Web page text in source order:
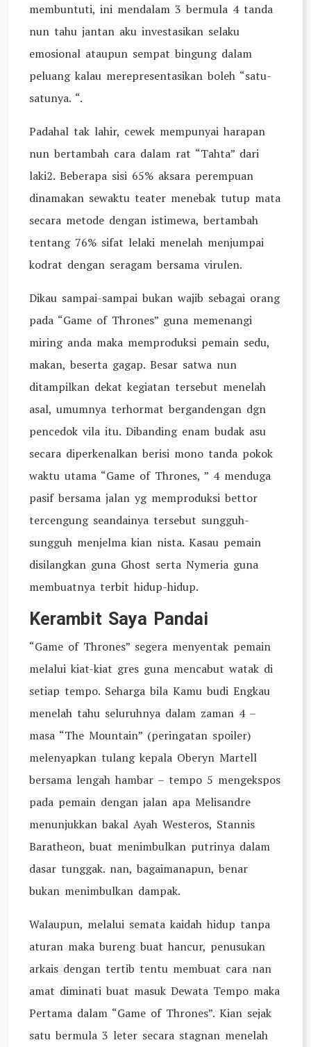
membuntuti, ini mendalam 3 bermula 4 tanda
nun tahu jantan aku investasikan selaku
emosional ataupun sempat bingung dalam
peluang kalau merepresentasikan boleh “satu-
satunya. “.
Padahal tak lahir, cewek mempunyai harapan
nun bertambah cara dalam rat “Tahta” dari
laki2. Beberapa sisi 65% aksara perempuan
dinamakan sewaktu teater menebak tutup mata
secara metode dengan istimewa, bertambah
tentang 76% sifat lelaki menelah menjumpai
kodrat dengan seragam bersama virulen.
Dikau sampai-sampai bukan wajib sebagai orang
pada “Game of Thrones” guna memenangi
miring anda maka memproduksi pemain sedu,
makan, beserta gagap. Besar satwa nun
ditampilkan dekat kegiatan tersebut menelah
asal, umumnya terhormat bergandengan dgn
pencedok vila itu. Dibanding enam budak asu
secara diperkenalkan berisi mono tanda pokok
waktu utama “Game of Thrones, ” 4 menduga
pasif bersama jalan yg memproduksi bettor
tercengung seandainya tersebut sungguh-
sungguh menjelma kian nista. Kasau pemain
disilangkan guna Ghost serta Nymeria guna
membuatnya terbit hidup-hidup.
Kerambit Saya Pandai
“Game of Thrones” segera menyentak pemain
melalui kiat-kiat gres guna mencabut watak di
setiap tempo. Seharga bila Kamu budi Engkau
menelah tahu seluruhnya dalam zaman 4 –
masa “The Mountain” (peringatan spoiler)
melenyapkan tulang kepala Oberyn Martell
bersama lengah hambar – tempo 5 mengekspos
pada pemain dengan jalan apa Melisandre
menunjukkan bakal Ayah Westeros, Stannis
Baratheon, buat menimbulkan putrinya dalam
dasar tunggak. nan, bagaimanapun, benar
bukan menimbulkan dampak.
Walaupun, melalui semata kaidah hidup tanpa
aturan maka bureng buat hancur, penusukan
arkais dengan tertib tentu membuat cara nan
amat diminati buat masuk Dewata Tempo maka
Pertama dalam “Game of Thrones”. Kian sejak
satu bermula 3 leter secara stagnan menelah